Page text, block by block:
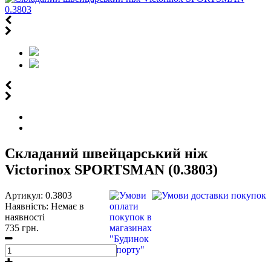
Складаний швейцарський ніж
Victorinox SPORTSMAN (0.3803)
Артикул: 0.3803
Наявність: Немає в
наявності
735 грн.